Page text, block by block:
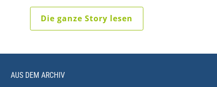
Die ganze Story lesen
AUS DEM ARCHIV